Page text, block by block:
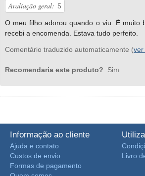
Avaliação geral: 5
O meu filho adorou quando o viu. É muito
recebi a encomenda. Estava tudo perfeito.
Comentário traduzido automaticamente (ver
Recomendaria este produto? Sim
Informação ao cliente
Ajuda e contato
Custos de envio
Formas de pagamento
Livro